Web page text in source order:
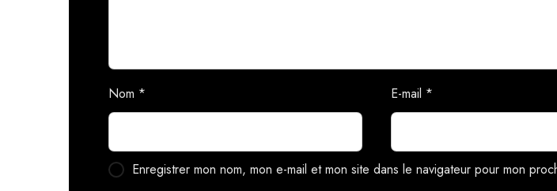
Nom * E-mail *
Enregistrer mon nom, mon e-mail et mon site dans le navigateur pour mon